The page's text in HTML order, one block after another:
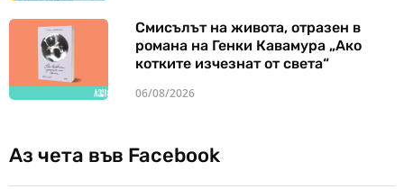
Смисълът на живота, отразен в
романа на Генки Кавамура „Ако
котките изчезнат от света“
06/08/2026
Аз чета във Facebook